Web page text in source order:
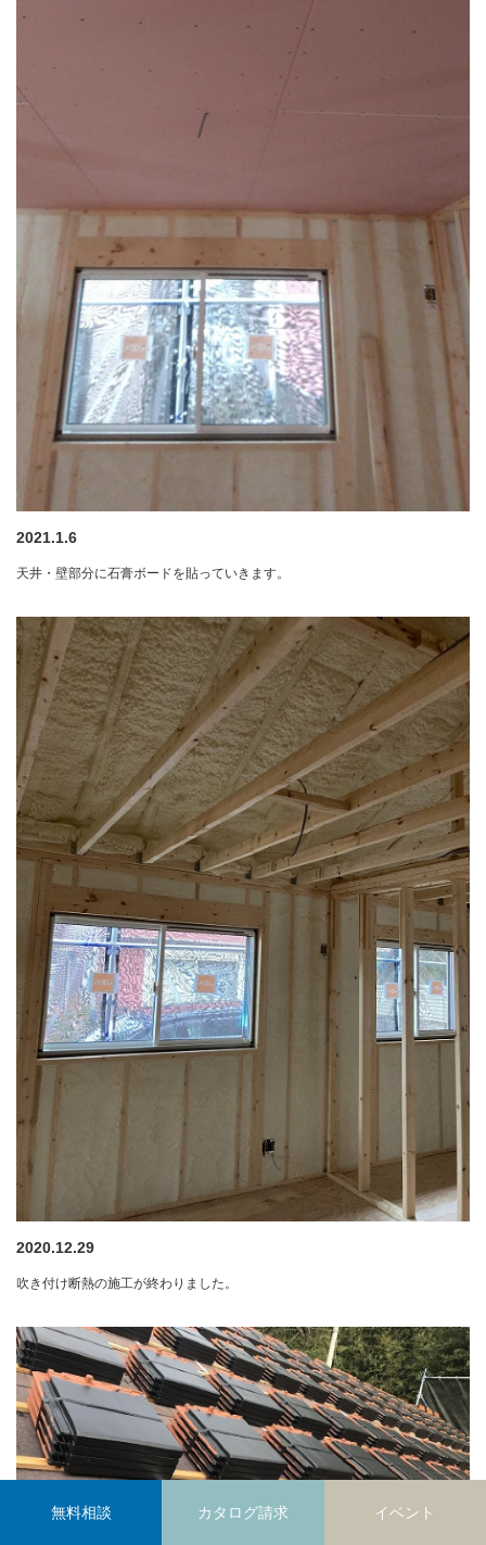
2021.1.6
天井・壁部分に石膏ボードを貼っていきます。
2020.12.29
吹き付け断熱の施工が終わりました。
無料相談 カタログ請求 イベント